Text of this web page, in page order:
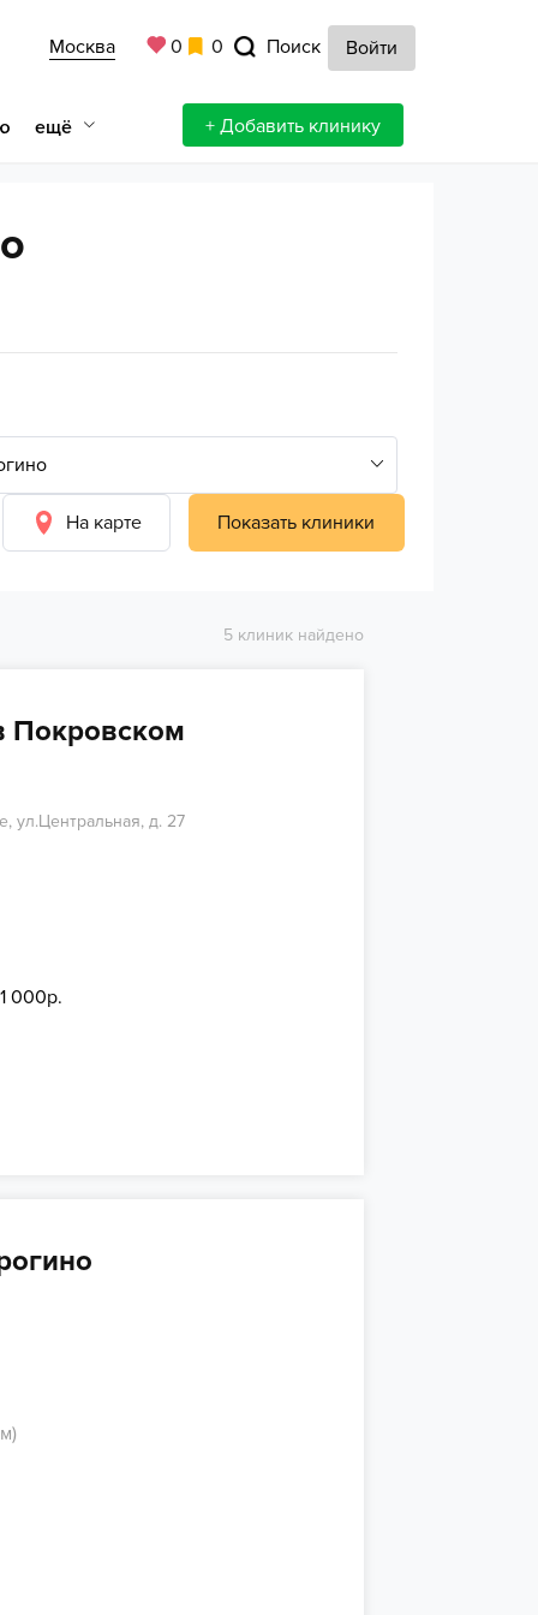
Москва 0 0 Поиск Войти
ещё + Добавить клинику
На карте Показать клиники
5 клиник найдено
Покровском
ул.Центральная, д. 27
000р.